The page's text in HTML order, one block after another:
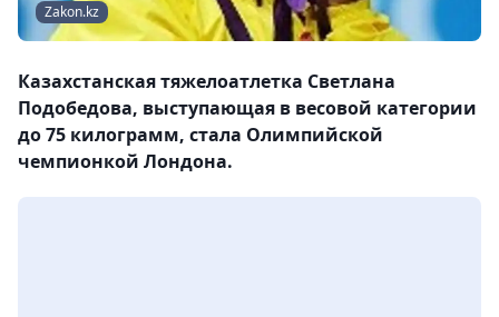
Zakon.kz
Казахстанская тяжелоатлетка Светлана
Подобедова, выступающая в весовой категории
до 75 килограмм, стала Олимпийской
чемпионкой Лондона.